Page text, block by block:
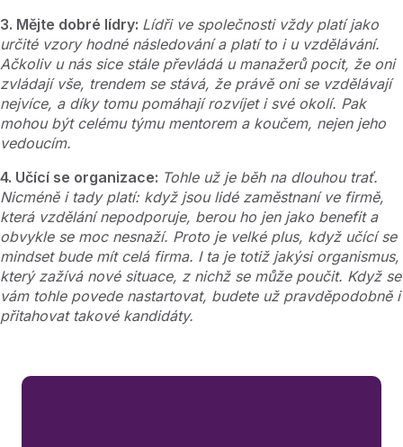
3. Mějte dobré lídry: Lídři ve společnosti vždy platí jako
určité vzory hodné následování a platí to i u vzdělávání.
Ačkoliv u nás sice stále převládá u manažerů pocit, že oni
zvládají vše, trendem se stává, že právě oni se vzdělávají
nejvíce, a díky tomu pomáhají rozvíjet i své okolí. Pak
mohou být celému týmu mentorem a koučem, nejen jeho
vedoucím.
4. Učící se organizace: Tohle už je běh na dlouhou trať.
Nicméně i tady platí: když jsou lidé zaměstnaní ve firmě,
která vzdělání nepodporuje, berou ho jen jako benefit a
obvykle se moc nesnaží. Proto je velké plus, když učící se
mindset bude mít celá firma. I ta je totiž jakýsi organismus,
který zažívá nové situace, z nichž se může poučit. Když se
vám tohle povede nastartovat, budete už pravděpodobně i
přitahovat takové kandidáty.